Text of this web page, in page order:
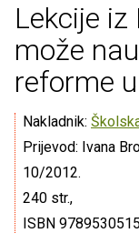
Lekcije iz
može
reforme
Nakladnik:
Prijevod: Ivana
10/2012.
240 str.,
ISBN